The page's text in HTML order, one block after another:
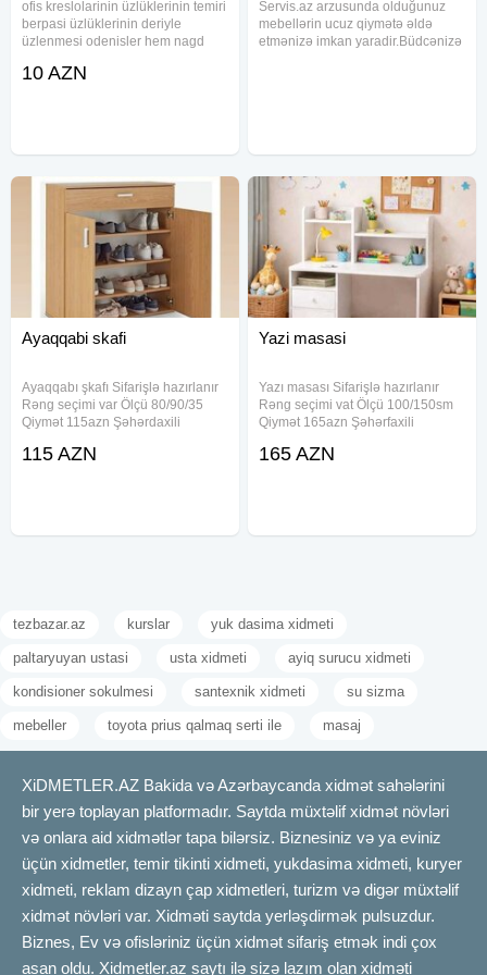
ofis kreslolarinin üzlüklerinin temiri
berpasi üzlüklerinin deriyle
üzlenmesi odenisler hem nagd
mumkundur.
10 AZN
Servis.az arzusunda olduğunuz
mebellərin ucuz qiymətə əldə
etmənizə imkan yaradir.Büdcənizə
Ayaqqabi skafi
Ayaqqabı şkafı Sifarişlə hazırlanır
Rəng seçimi var Ölçü 80/90/35
Qiymət 115azn Şəhərdaxili
115 AZN
Yazi masasi
Yazı masası Sifarişlə hazırlanır
Rəng seçimi vat Ölçü 100/150sm
Qiymət 165azn Şəhərfaxili
165 AZN
tezbazar.az kurslar yuk dasima xidmeti
paltaryuyan ustasi usta xidmeti ayiq surucu xidmeti
kondisioner sokulmesi santexnik xidmeti su sizma
mebeller toyota prius qalmaq serti ile masaj
XiDMETLER.AZ Bakida və Azərbaycanda xidmət sahələrini
bir yerə toplayan platformadır. Saytda müxtəlif xidmət növləri
və onlara aid xidmətlər tapa bilərsiz. Biznesiniz və ya eviniz
üçün xidmetler, temir tikinti xidmeti, yukdasima xidmeti, kuryer
xidmeti, reklam dizayn çap xidmetleri, turizm və digər müxtəlif
xidmət növləri var. Xidməti saytda yerləşdirmək pulsuzdur.
Biznes, Ev və ofisləriniz üçün xidmət sifariş etmək indi çox
asan oldu. Xidmetler.az saytı ilə sizə lazım olan xidməti